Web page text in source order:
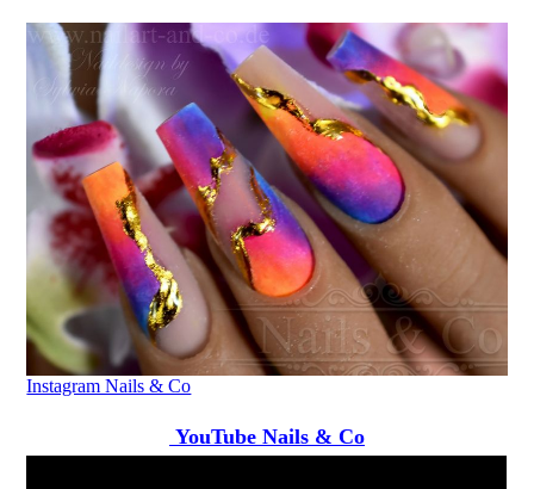
Instagram Nails & Co
YouTube Nails & Co